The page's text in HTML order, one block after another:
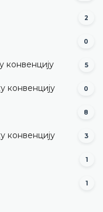
2
0
конвенцију 5
конвенцију 0
8
конвенцију 3
1
1